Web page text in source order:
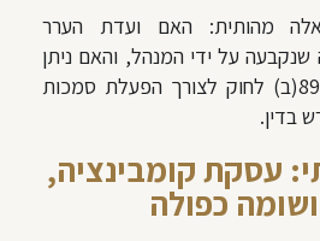
מהותית: האם ועדת הערר
על ידי המנהל, והאם ניתן
לעשות שימוש בסעיף 89(ב) לחוק לצורך הפעלת סמכות
בדין.
עסקת קומבינציה,
כפולה